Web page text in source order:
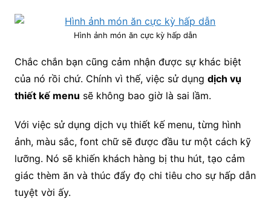
Hình ảnh món ăn cực kỳ hấp dẫn
Chắc chắn bạn cũng cảm nhận được sự khác biệt
của nó rồi chứ. Chính vì thế, việc sử dụng dịch vụ
thiết kế menu sẽ không bao giờ là sai lầm.
Với việc sử dụng dịch vụ thiết kế menu, từng hình
ảnh, màu sắc, font chữ sẽ được đầu tư một cách kỹ
lưỡng. Nó sẽ khiến khách hàng bị thu hút, tạo cảm
giác thèm ăn và thúc đẩy đọ chi tiêu cho sự hấp dẫn
tuyệt vời ấy.